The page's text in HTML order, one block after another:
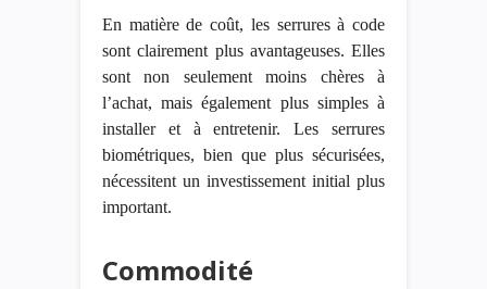
En matière de coût, les serrures à code
sont clairement plus avantageuses. Elles
sont non seulement moins chères à
l’achat, mais également plus simples à
installer et à entretenir. Les serrures
biométriques, bien que plus sécurisées,
nécessitent un investissement initial plus
important.
Commodité